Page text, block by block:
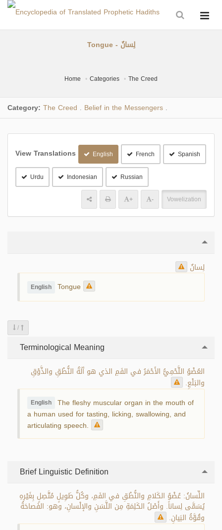
Tongue - لِسانٌ
Home Categories The Creed
Category: The Creed Belief in the Messengers
View Translations English French Spanish
Urdu Indonesian Russian
+ - Vowelization
لِسانٌ
English Tongue
/
Terminological Meaning
العُضْوُ اللَّحْمِيُّ الأَحْمَرُ في الفَمِ الذي هو آَلَةُ النُّطْقِ والذَّوْقِ
والبَلْعِ.
English The fleshy muscular organ in the mouth of
a human used for tasting, licking, swallowing, and
articulating speech.
Brief Linguistic Definition
اللِّسانُ: عُضْوُ الكَلامِ والنُّطْقِ في الفَمِ، وكُلُّ طَوِيلٍ مُتَّصِلٍ بِغَيْرِهِ
يُسَمَّى لِساناً. وأَصْلُ الكَلِمَةِ مِن اللَّسَنِ والإلْسانِ، وهو: الفَصاحَةُ
وقُوَّةُ البَيانِ.